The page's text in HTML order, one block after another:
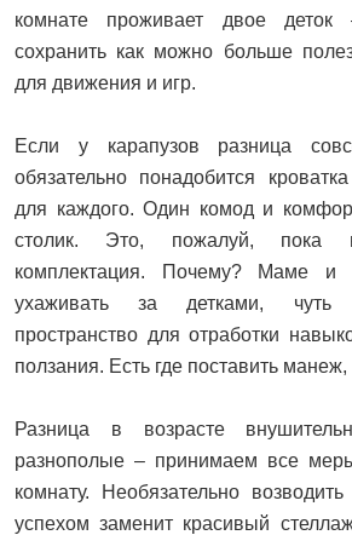
комнате проживает двое
сохранить как можно больше
для движения и игр.
Если у карапузов разница
обязательно понадобится
для каждого. Один комод и
столик. Это, пожалуй, пока
комплектация. Почему? Маме и
ухаживать за детками, чуть
пространство для отработки
ползания. Есть где поставить манеж,
Разница в возрасте
разнополые – принимаем все
комнату. Необязательно
успехом заменит красивый